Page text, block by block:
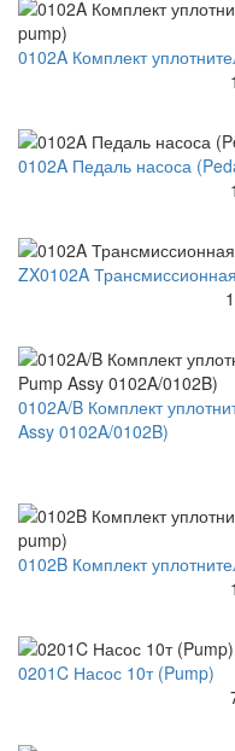
0102A Комплект
0102A Педаль насоса
ZX0102A
0102A/B Комплект
Assy 0102A/0102B)
0102B Комплект
0201C Насос 10т (Pump)